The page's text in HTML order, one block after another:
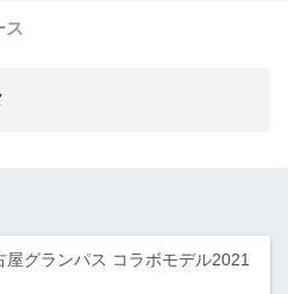
ス
屋グランパス コラボモデル2021